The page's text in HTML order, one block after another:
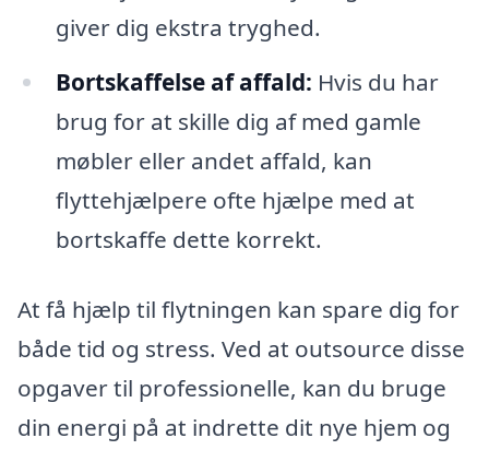
giver dig ekstra tryghed.
Bortskaffelse af affald: Hvis du har
brug for at skille dig af med gamle
møbler eller andet affald, kan
flyttehjælpere ofte hjælpe med at
bortskaffe dette korrekt.
At få hjælp til flytningen kan spare dig for
både tid og stress. Ved at outsource disse
opgaver til professionelle, kan du bruge
din energi på at indrette dit nye hjem og